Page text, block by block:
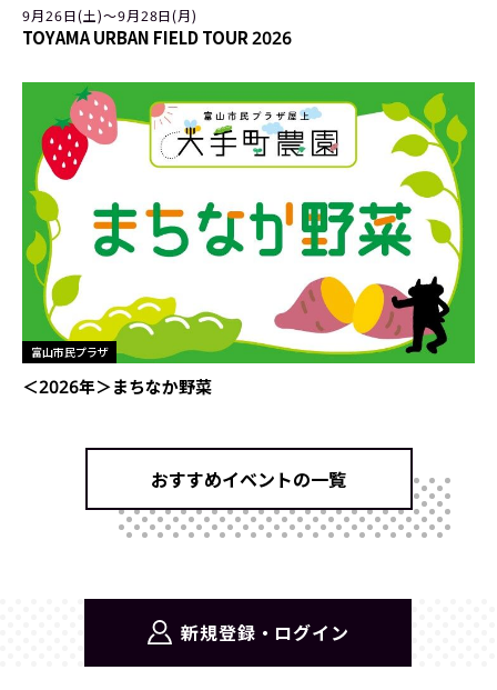
9月26日(土)〜9月28日(月)
TOYAMA URBAN FIELD TOUR 2026
富山市民プラザ
＜2026年＞まちなか野菜
おすすめイベントの一覧
新規登録・ログイン